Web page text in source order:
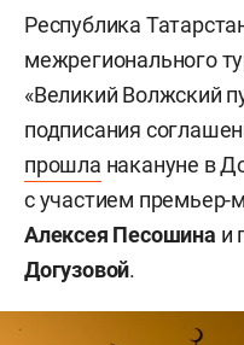
Республика
межрегионального
«Великий Волжский
подписания
прошла накануне в
с участием премьер-
Алексея Песошина и
Догузовой.